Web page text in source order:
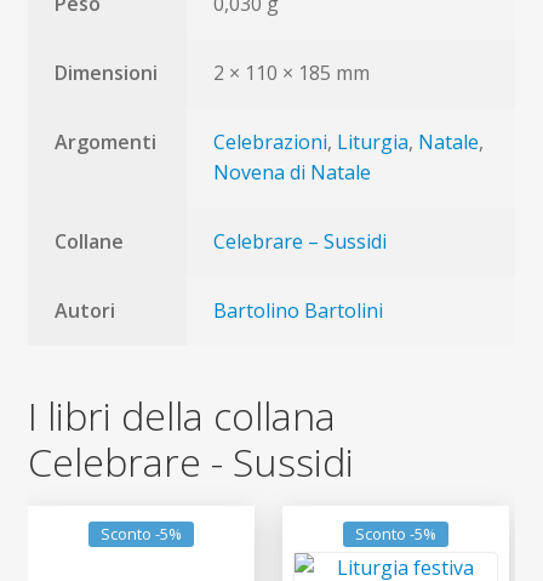
Dimensioni 2 × 110 × 185 mm
Argomenti Celebrazioni, Liturgia, Natale,
Novena di Natale
Collane Celebrare – Sussidi
Autori Bartolino Bartolini
I libri della collana
Celebrare - Sussidi
Sconto -5% Sconto -5%